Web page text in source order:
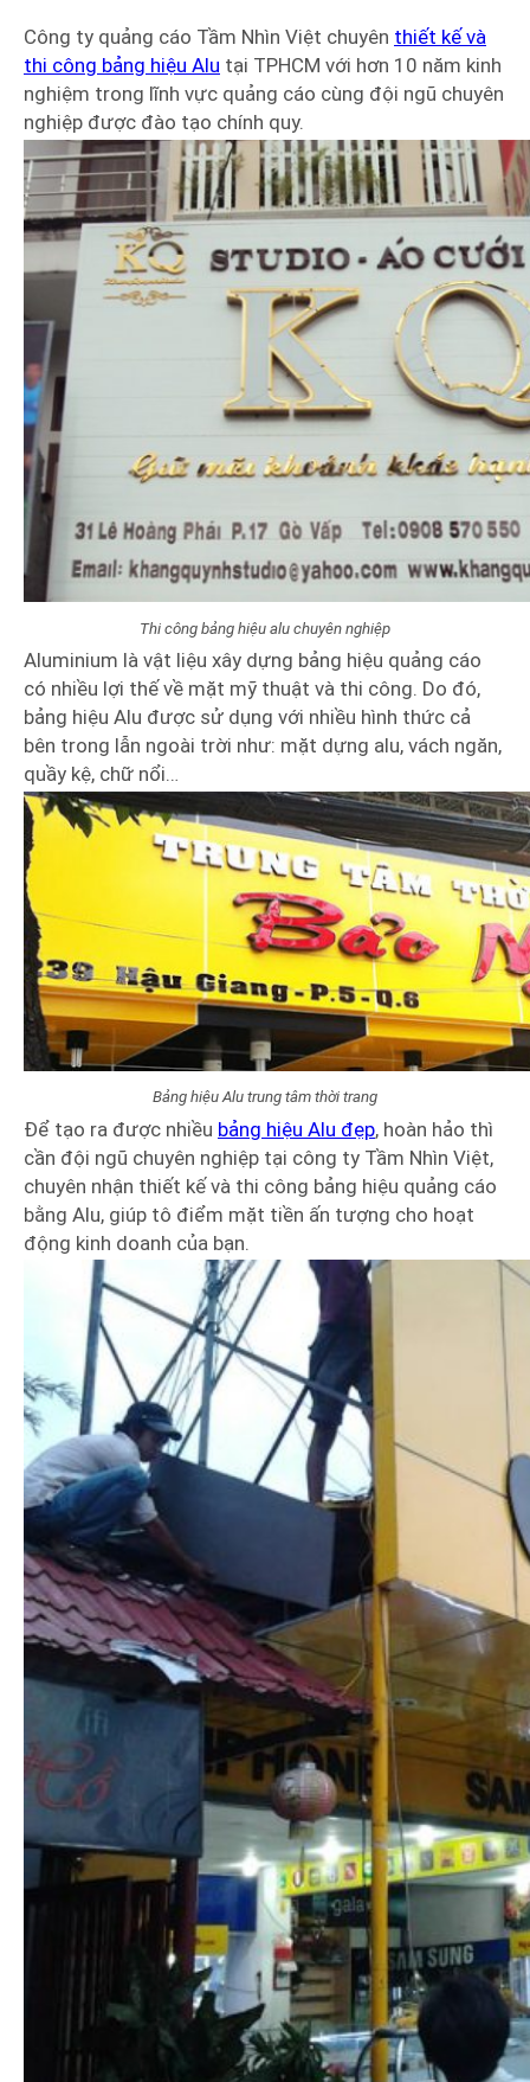
Công ty quảng cáo Tầm Nhìn Việt chuyên thiết kế và
thi công bảng hiệu Alu tại TPHCM với hơn 10 năm kinh
nghiệm trong lĩnh vực quảng cáo cùng đội ngũ chuyên
nghiệp được đào tạo chính quy.
Thi công bảng hiệu alu chuyên nghiệp
Aluminium là vật liệu xây dựng bảng hiệu quảng cáo
có nhiều lợi thế về mặt mỹ thuật và thi công. Do đó,
bảng hiệu Alu được sử dụng với nhiều hình thức cả
bên trong lẫn ngoài trời như: mặt dựng alu, vách ngăn,
quầy kệ, chữ nổi…
Bảng hiệu Alu trung tâm thời trang
Để tạo ra được nhiều bảng hiệu Alu đẹp, hoàn hảo thì
cần đội ngũ chuyên nghiệp tại công ty Tầm Nhìn Việt,
chuyên nhận thiết kế và thi công bảng hiệu quảng cáo
bằng Alu, giúp tô điểm mặt tiền ấn tượng cho hoạt
động kinh doanh của bạn.